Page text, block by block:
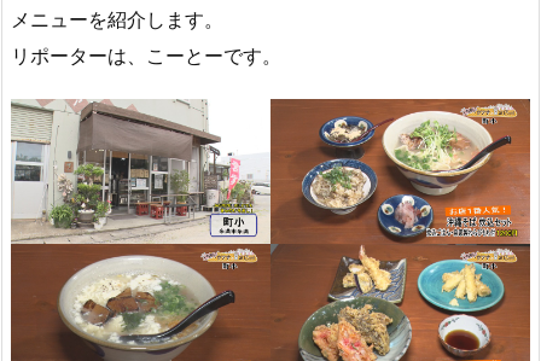
メニューを紹介します。
リポーターは、こーとーです。